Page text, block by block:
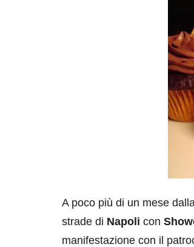
A poco più di un mese
strade di Napoli con
manifestazione con il